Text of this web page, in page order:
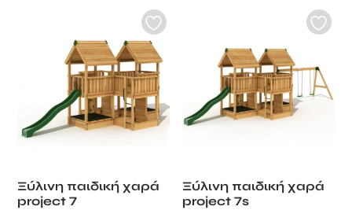
Ξύλινη παιδική χαρά
project 7
Ξύλινη παιδική χαρά
project 7s